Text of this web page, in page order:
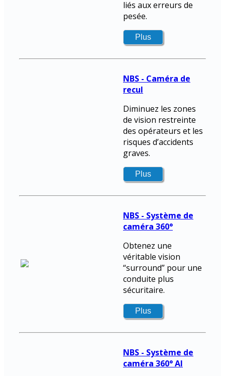
liés aux erreurs de
pesée.
NBS - Caméra de
recul
Diminuez les zones
de vision restreinte
des opérateurs et les
risques d’accidents
graves.
NBS - Système de
caméra 360°
Obtenez une
véritable vision
“surround” pour une
conduite plus
sécuritaire.
NBS - Système de
caméra 360° AI